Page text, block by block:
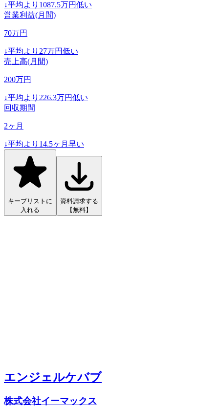
↓平均より 1087.5万円低い
営業利益(月間)
70万円
↓平均より 27万円低い
売上高(月間)
200万円
↓平均より 226.3万円低い
回収期間
2ヶ月
↓平均より 14.5ヶ月早い
キープリストに
入れる
資料請求する
【無料】
エンジェルケバブ
株式会社イーマックス